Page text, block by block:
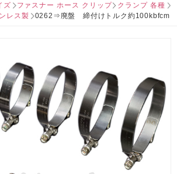
ズ ファスナー ホース クリップ
クランプ 各種
レス製
0262⇒廃盤 締付けトルク約100kbfcm